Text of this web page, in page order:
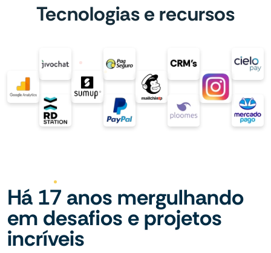
Tecnologias e recursos
Há 17 anos mergulhando
em desafios e projetos
incríveis